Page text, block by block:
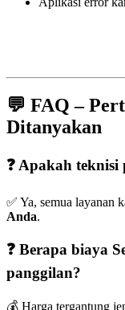
💬 FAQ –
Ditanyakan
❓ Apakah
✅ Ya, semua layanan
Anda.
❓ Berapa biaya
panggilan?
💰 Harga tergantung